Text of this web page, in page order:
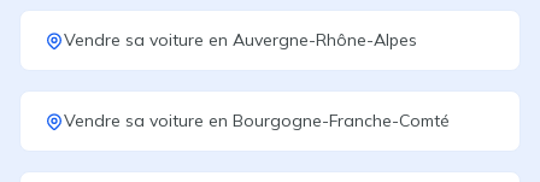
Vendre sa voiture en Auvergne-Rhône-Alpes
Vendre sa voiture en Bourgogne-Franche-Comté